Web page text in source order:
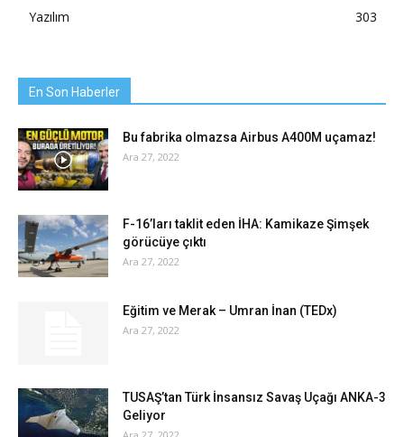
Yazılım
303
En Son Haberler
Bu fabrika olmazsa Airbus A400M uçamaz!
Ara 27, 2022
F-16’ları taklit eden İHA: Kamikaze Şimşek
görücüye çıktı
Ara 27, 2022
Eğitim ve Merak – Umran İnan (TEDx)
Ara 27, 2022
TUSAŞ’tan Türk İnsansız Savaş Uçağı ANKA-3
Geliyor